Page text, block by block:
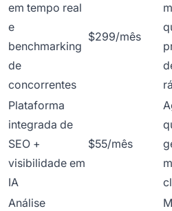
em tempo real
e
benchmarking
de
concorrentes
$299/mês
Plataforma
integrada de
SEO +
visibilidade em
IA
$55/mês
Análise